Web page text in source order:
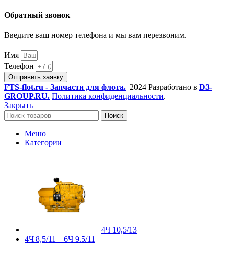
Обратный звонок
Введите ваш номер телефона и мы вам перезвоним.
Имя
Телефон
Отправить заявку
FTS-flot.ru - Запчасти для флота. 2024 Разработано в D3-
GROUP.RU. Политика конфиденциальности.
Закрыть
Поиск
Меню
Категории
4Ч 10,5/13
4Ч 8,5/11 – 6Ч 9.5/11